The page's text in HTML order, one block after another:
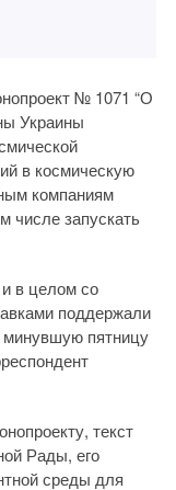
№ 1071 “О
Украины
в космическую
компаниям
числе запускать
в целом со
поддержали
минувшую пятницу
текст
Рады, его
среды для